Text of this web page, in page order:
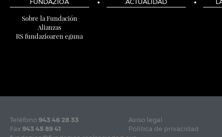
FUNDAZIOA
Sobre la Fundación
Alianzas
RS fundazioaren eguna
ACTUALIDAD
Teléfono 943 46 28 33
Fax 943 45 89 41
Aviso legal
Política de privacidad